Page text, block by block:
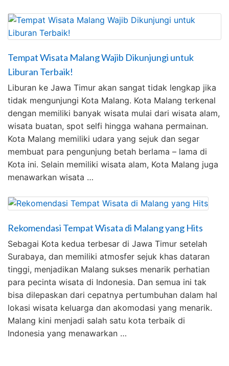
Tempat Wisata Malang Wajib Dikunjungi untuk
Liburan Terbaik!
Liburan ke Jawa Timur akan sangat tidak lengkap jika
tidak mengunjungi Kota Malang. Kota Malang terkenal
dengan memiliki banyak wisata mulai dari wisata alam,
wisata buatan, spot selfi hingga wahana permainan.
Kota Malang memiliki udara yang sejuk dan segar
membuat para pengunjung betah berlama – lama di
Kota ini. Selain memiliki wisata alam, Kota Malang juga
menawarkan wisata …
Rekomendasi Tempat Wisata di Malang yang Hits
Sebagai Kota kedua terbesar di Jawa Timur setelah
Surabaya, dan memiliki atmosfer sejuk khas dataran
tinggi, menjadikan Malang sukses menarik perhatian
para pecinta wisata di Indonesia. Dan semua ini tak
bisa dilepaskan dari cepatnya pertumbuhan dalam hal
lokasi wisata keluarga dan akomodasi yang menarik.
Malang kini menjadi salah satu kota terbaik di
Indonesia yang menawarkan …